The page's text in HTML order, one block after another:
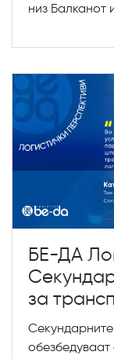
низ Балканот
БЕ-ДА
за